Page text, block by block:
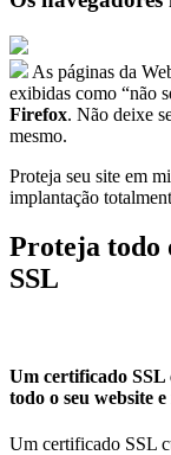
As páginas da
exibidas como “não
Firefox. Não deixe
mesmo.
Proteja seu site em
implantação
Proteja todo
SSL
Um certificado SSL
todo o seu website
Um certificado SSL